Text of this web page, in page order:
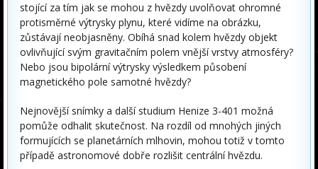
stojící za tím jak se mohou z hvězdy uvolňovat ohromné
protisměrné výtrysky plynu, které vidíme na obrázku,
zůstávají neobjasněny. Obíhá snad kolem hvězdy objekt
ovlivňující svým gravitačním polem vnější vrstvy atmosféry?
Nebo jsou bipolární výtrysky výsledkem působení
magnetického pole samotné hvězdy?
Nejnovější snímky a další studium Henize 3-401 možná
pomůže odhalit skutečnost. Na rozdíl od mnohých jiných
formujících se planetárních mlhovin, mohou totiž v tomto
případě astronomové dobře rozlišit centrální hvězdu.